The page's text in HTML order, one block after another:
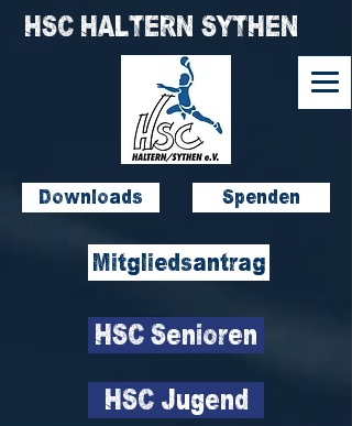
Downloads
Mitgliedsantrag
HSC Senioren
HSC Jugend
HSC HALTERN SYTHEN
Spenden